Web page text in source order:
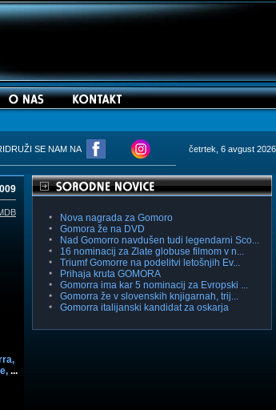
SE NAM NA četrtek, 6 avgust 2026
...
Nova nagrada za Gomoro
Gomora že na DVD
Nad Gomorro navdušen tudi legendarni Sco...
16 nominacij za Zlate globuse filmom v n...
Triumf Gomorre na podelitvi letošnjih Ev...
Prihaja kruta GOMORA
Gomorra ima kar 5 nominacij za Evropski ...
Gomorra že v slovenskih knjigarnah, trij...
Gomorra italijanski kandidat za oskarja